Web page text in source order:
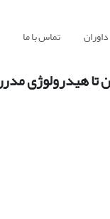
داوران تماس با ما
تا هیدرولوژی